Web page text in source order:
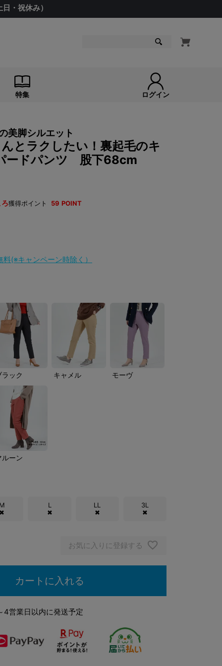
・祝休み）
特集 ログイン
美脚シルエット
とラクしたい！裏起毛のキ
ードパンツ 股下68cm
獲得ポイント 59 POINT
(※キャンペーン時除く）
ラック キャメル モーヴ
ルーン
L
✖
LL
✖
3L
✖
お気に入りに登録する
カートに入れる
4営業日以内に発送予定